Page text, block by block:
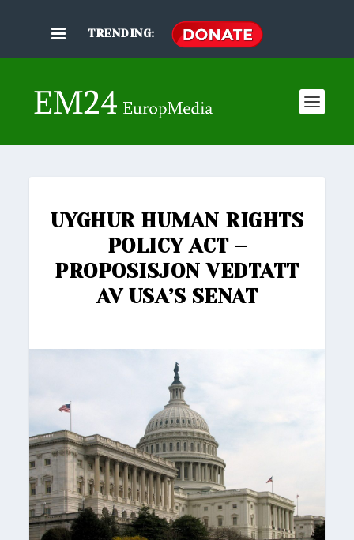
TRENDING:
UYGHUR HUMAN RIGHTS
POLICY ACT –
PROPOSISJON VEDTATT
AV USA’S SENAT